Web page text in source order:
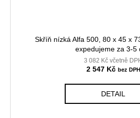
Skříň nízká Alfa 500, 80 x 45 x
expedujeme za 3-5
3 082 Kč včetně
2 547 Kč
DETAIL